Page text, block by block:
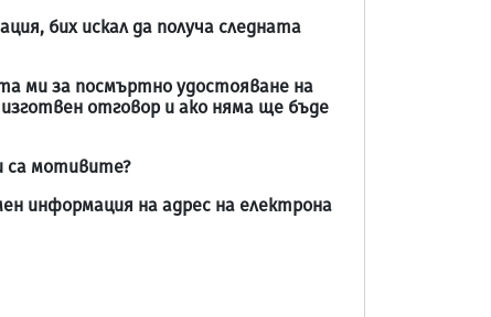
бих искал да получа следната
ми за посмъртно удостояване на
отговор и ако няма ще бъде
са мотивите?
информация на адрес на електрона